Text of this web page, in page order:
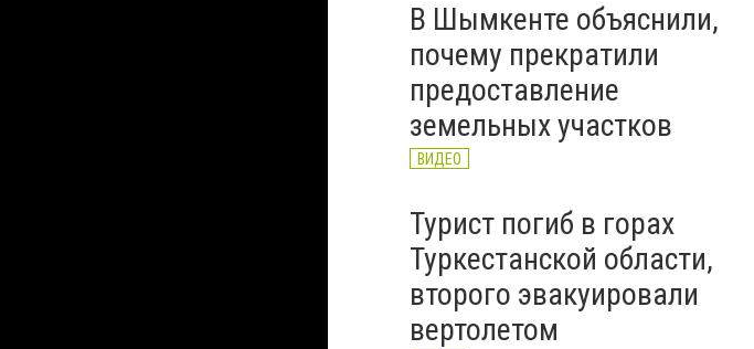
2026–2027
ВИДЕО
В Шымкенте объяснили,
почему прекратили
предоставление
земельных участков
ВИДЕО
Турист погиб в горах
Туркестанской области,
второго эвакуировали
вертолетом